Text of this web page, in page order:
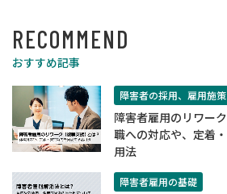
RECOMMEND
おすすめ記事
障害者の採用、雇用施策
障害者雇用のリワー
職への対応や、定着
用法
障害者雇用の基礎